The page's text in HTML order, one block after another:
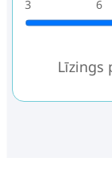
3 6
Līzings